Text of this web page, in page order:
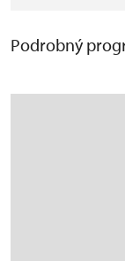
Podrobný